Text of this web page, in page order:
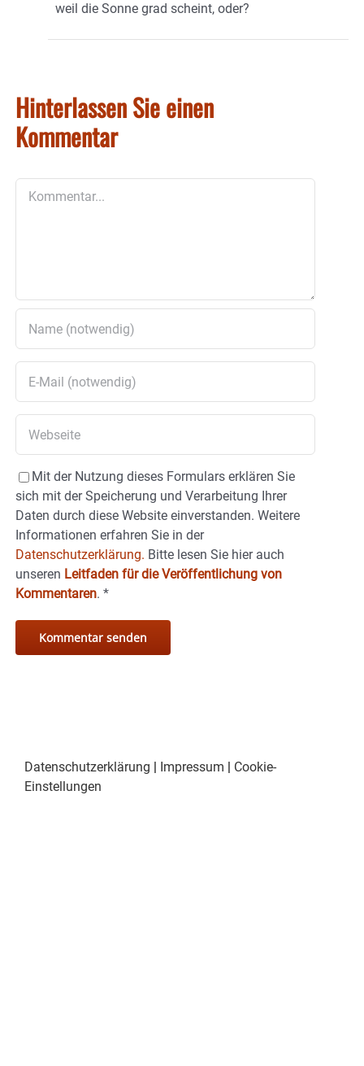
weil die Sonne grad scheint, oder?
Hinterlassen Sie einen
Kommentar
Mit der Nutzung dieses Formulars erklären Sie
sich mit der Speicherung und Verarbeitung Ihrer
Daten durch diese Website einverstanden. Weitere
Informationen erfahren Sie in der
Datenschutzerklärung. Bitte lesen Sie hier auch
unseren Leitfaden für die Veröffentlichung von
Kommentaren. *
Datenschutzerklärung Impressum
Cookie-
Einstellungen